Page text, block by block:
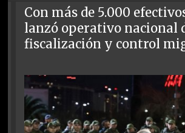
Con más de 5.000
lanzó operativo nacional
fiscalización y control